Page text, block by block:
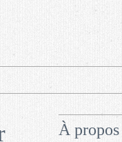
À propos